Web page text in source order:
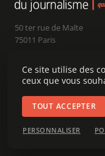
50 ter rue de Malte
75011 Paris
Président : Claude Chollet
Édouard
Nous écrire :
Ce site utilise des
ceux que vous
TOUT ACCEPTER
PERSONNALISER